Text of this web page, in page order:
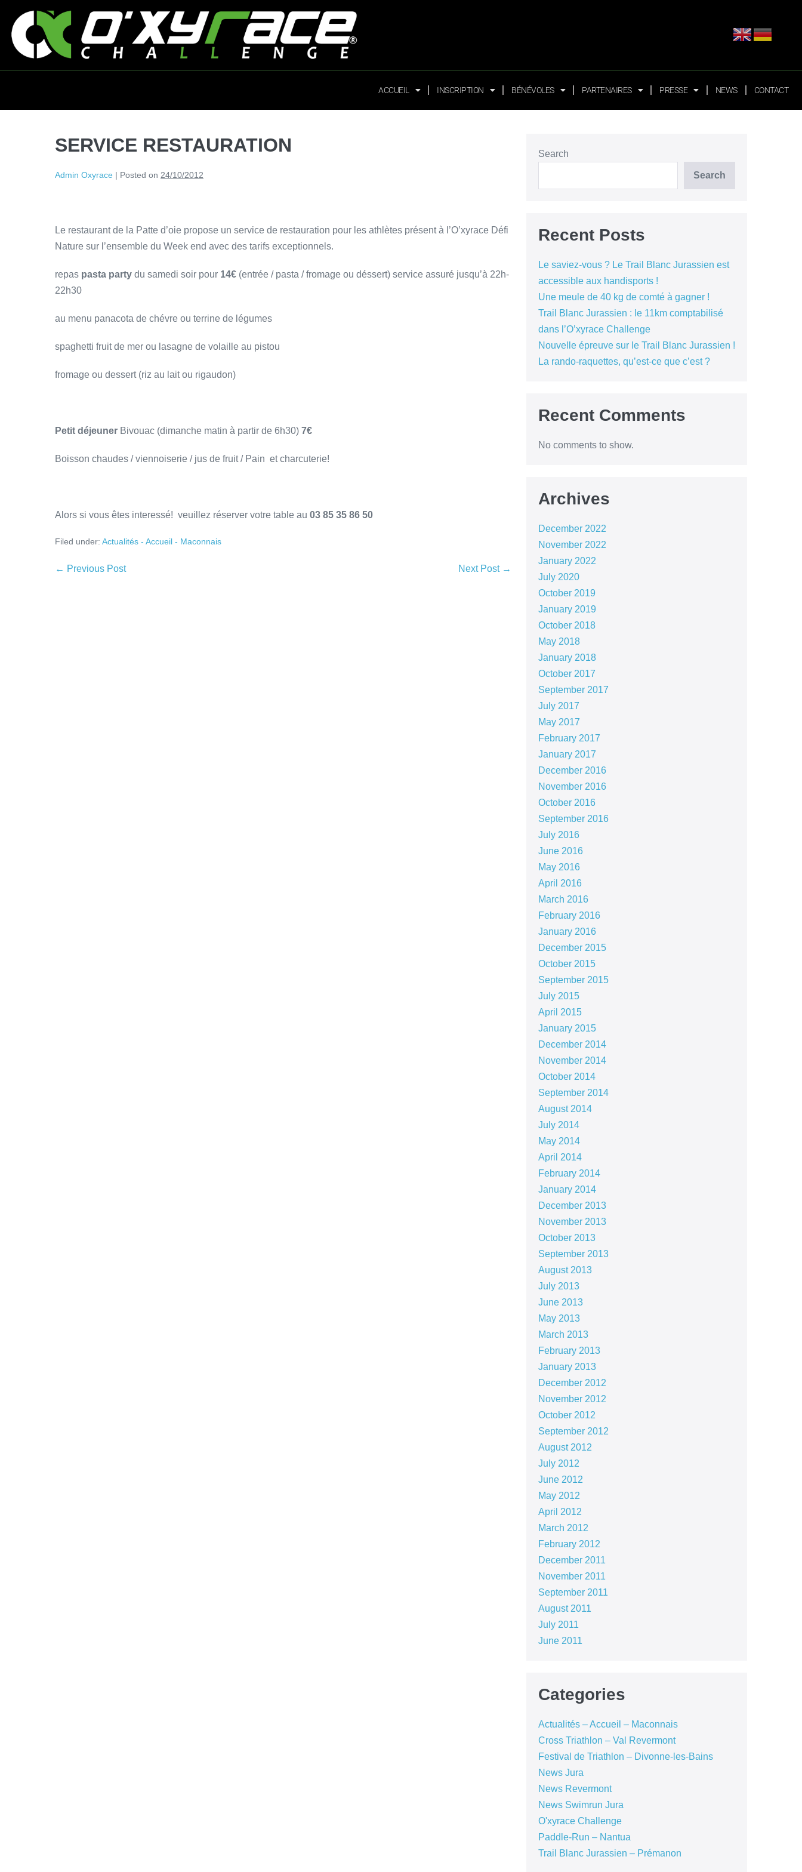
ACCUEIL INSCRIPTION BÉNÉVOLES PARTENAIRES PRESSE NEWS CONTACT
SERVICE RESTAURATION
Admin Oxyrace | Posted on 24/10/2012
Le restaurant de la Patte d’oie propose un service de restauration pour les athlètes présent à l’O’xyrace Défi
Nature sur l’ensemble du Week end avec des tarifs exceptionnels.
repas pasta party du samedi soir pour 14€ (entrée / pasta / fromage ou déssert) service assuré jusqu’à 22h-
22h30
au menu panacota de chévre ou terrine de légumes
spaghetti fruit de mer ou lasagne de volaille au pistou
fromage ou dessert (riz au lait ou rigaudon)
Petit déjeuner Bivouac (dimanche matin à partir de 6h30) 7€
Boisson chaudes / viennoiserie / jus de fruit / Pain et charcuterie!
Alors si vous êtes interessé! veuillez réserver votre table au 03 85 35 86 50
Filed under: Actualités - Accueil - Maconnais
← Previous Post Next Post →
Search
Search
Recent Posts
Le saviez-vous ? Le Trail Blanc Jurassien est
accessible aux handisports !
Une meule de 40 kg de comté à gagner !
Trail Blanc Jurassien : le 11km comptabilisé
dans l’O’xyrace Challenge
Nouvelle épreuve sur le Trail Blanc Jurassien !
La rando-raquettes, qu’est-ce que c’est ?
Recent Comments
No comments to show.
Archives
December 2022
November 2022
January 2022
July 2020
October 2019
January 2019
October 2018
May 2018
January 2018
October 2017
September 2017
July 2017
May 2017
February 2017
January 2017
December 2016
November 2016
October 2016
September 2016
July 2016
June 2016
May 2016
April 2016
March 2016
February 2016
January 2016
December 2015
October 2015
September 2015
July 2015
April 2015
January 2015
December 2014
November 2014
October 2014
September 2014
August 2014
July 2014
May 2014
April 2014
February 2014
January 2014
December 2013
November 2013
October 2013
September 2013
August 2013
July 2013
June 2013
May 2013
March 2013
February 2013
January 2013
December 2012
November 2012
October 2012
September 2012
August 2012
July 2012
June 2012
May 2012
April 2012
March 2012
February 2012
December 2011
November 2011
September 2011
August 2011
July 2011
June 2011
Categories
Actualités – Accueil – Maconnais
Cross Triathlon – Val Revermont
Festival de Triathlon – Divonne-les-Bains
News Jura
News Revermont
News Swimrun Jura
O'xyrace Challenge
Paddle-Run – Nantua
Trail Blanc Jurassien – Prémanon